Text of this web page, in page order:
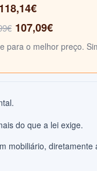
118,14€
107,09€
para o melhor preço.
do que a lei exige.
mobiliário, diretamente